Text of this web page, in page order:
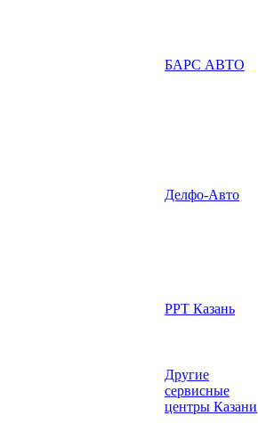
БАРС АВТО
Делфо-Авто
РРТ Казань
Другие
сервисные
центры Казани